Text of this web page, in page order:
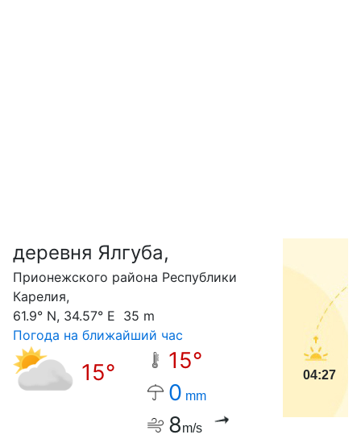
деревня Ялгуба,
Прионежского района Республики
Карелия,
61.9° N, 34.57° E 35 m
Погода на ближайший час
15°
15°
0 mm
8m/s
04:27